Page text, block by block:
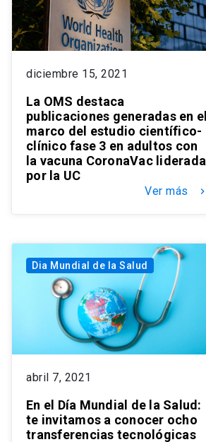
diciembre 15, 2021
La OMS destaca
publicaciones generadas en el
marco del estudio científico-
clínico fase 3 en adultos con
la vacuna CoronaVac liderada
por la UC
Ver más keyboard_arrow_right
Dia Mundial de la Salud
abril 7, 2021
En el Día Mundial de la Salud:
te invitamos a conocer ocho
transferencias tecnológicas